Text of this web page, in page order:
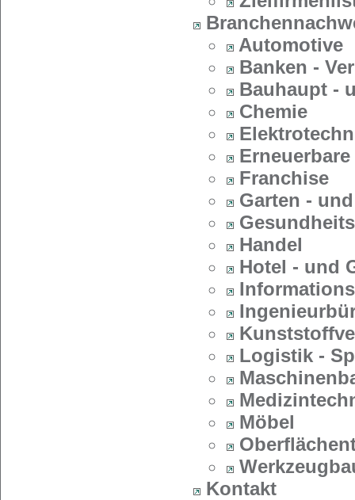
Automotive
Banken -
Bauhaupt -
Chemie
Franchise
Garten -
Handel
Hotel - und
Logistik -
Möbel
Kontakt